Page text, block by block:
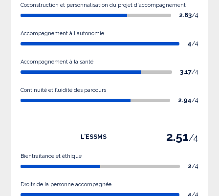
Coconstruction et personnalisation du projet d'accompagnement
2.83/4
Accompagnement à l'autonomie
4/4
Accompagnement à la santé
3.17/4
Continuité et fluidité des parcours
2.94/4
L'ESSMS 2.51/4
Bientraitance et éthique
2/4
Droits de la personne accompagnée
4/4